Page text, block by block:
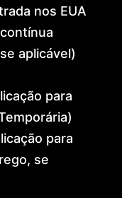
nos EUA
aplicável)
para
para
se